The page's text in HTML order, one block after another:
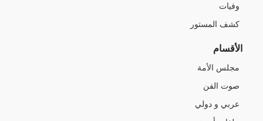
وفيات
كشف المستور
الأقسام
مجلس الأمة
صوت الفن
عربي و دولي